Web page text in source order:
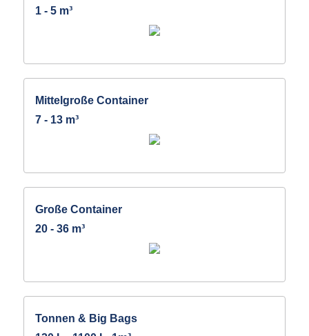
1 - 5 m³
Mittelgroße Container
7 - 13 m³
Große Container
20 - 36 m³
Tonnen & Big Bags